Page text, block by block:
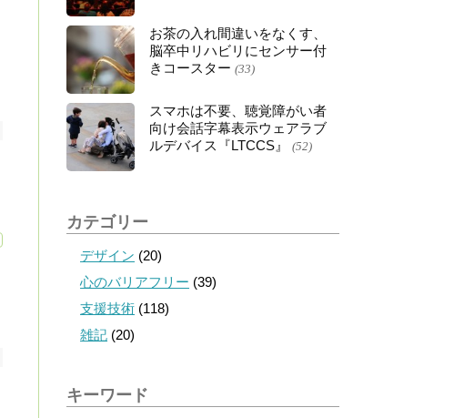
お茶の入れ間違いをなくす、
脳卒中リハビリにセンサー付
きコースター (33)
スマホは不要、聴覚障がい者
向け会話字幕表示ウェアラブ
ルデバイス『LTCCS』
(52)
カテゴリー
デザイン (20)
心のバリアフリー (39)
支援技術 (118)
雑記 (20)
キーワード